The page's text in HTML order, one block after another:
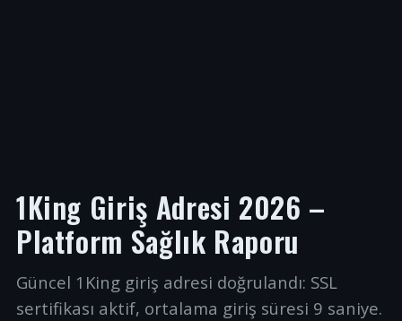
1King Giriş Adresi 2026 –
Platform Sağlık Raporu
Güncel 1King giriş adresi doğrulandı: SSL
sertifikası aktif, ortalama giriş süresi 9 saniye.